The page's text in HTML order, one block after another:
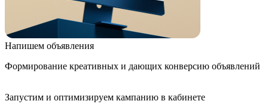
Напишем объявления
Формирование креативных и дающих конверсию объявлений
Запустим и оптимизируем кампанию в кабинете